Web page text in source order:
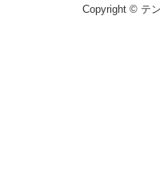
Copyright © テ